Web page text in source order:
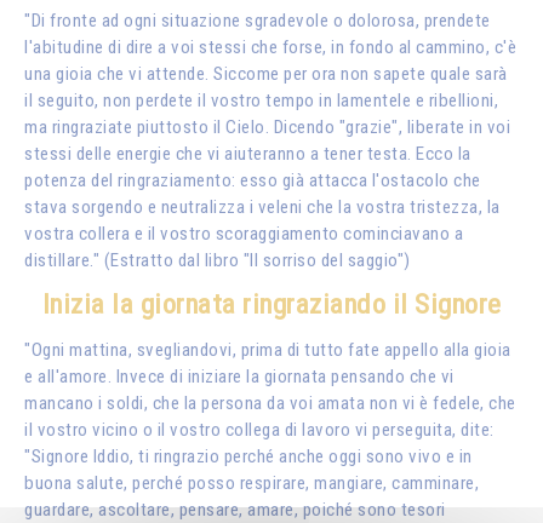
"Di fronte ad ogni situazione sgradevole o dolorosa, prendete
l'abitudine di dire a voi stessi che forse, in fondo al cammino, c'è
una gioia che vi attende. Siccome per ora non sapete quale sarà
il seguito, non perdete il vostro tempo in lamentele e ribellioni,
ma ringraziate piuttosto il Cielo. Dicendo "grazie", liberate in voi
stessi delle energie che vi aiuteranno a tener testa. Ecco la
potenza del ringraziamento: esso già attacca l'ostacolo che
stava sorgendo e neutralizza i veleni che la vostra tristezza, la
vostra collera e il vostro scoraggiamento cominciavano a
distillare." (Estratto dal libro "Il sorriso del saggio")
Inizia la giornata ringraziando il Signore
"Ogni mattina, svegliandovi, prima di tutto fate appello alla gioia
e all'amore. Invece di iniziare la giornata pensando che vi
mancano i soldi, che la persona da voi amata non vi è fedele, che
il vostro vicino o il vostro collega di lavoro vi perseguita, dite:
"Signore Iddio, ti ringrazio perché anche oggi sono vivo e in
buona salute, perché posso respirare, mangiare, camminare,
guardare, ascoltare, pensare, amare, poiché sono tesori